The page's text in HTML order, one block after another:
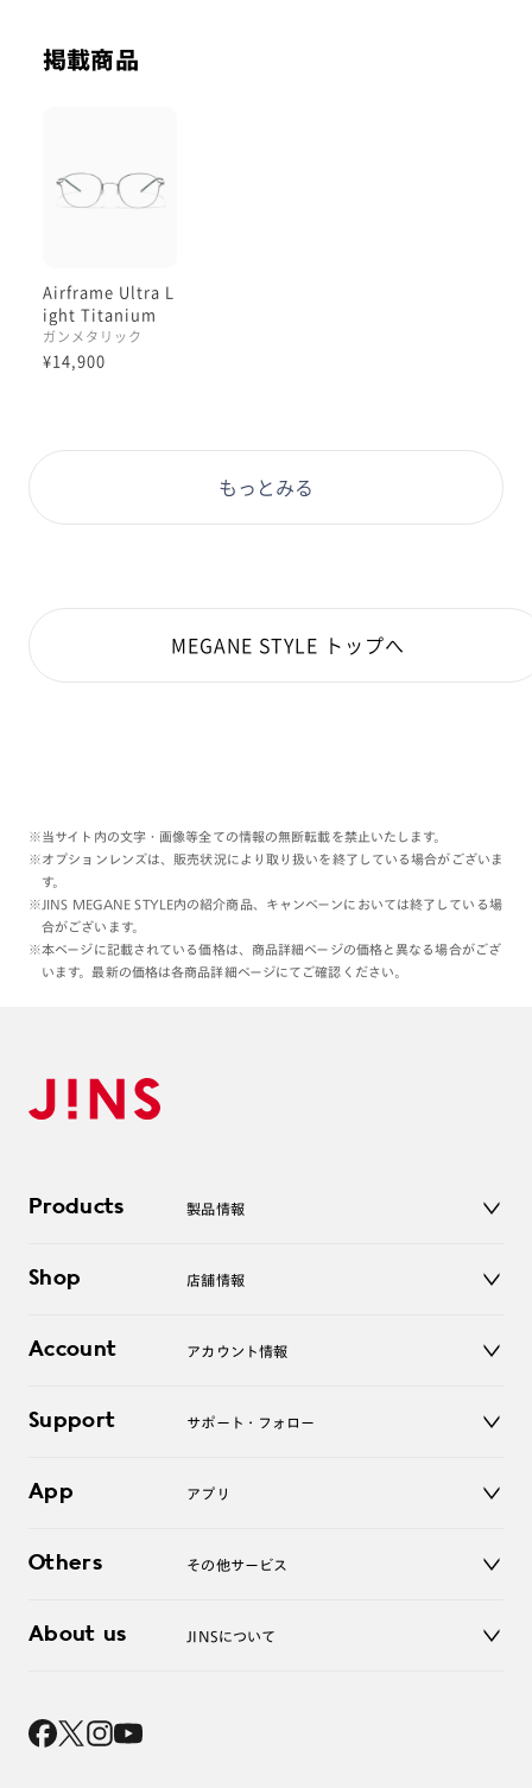
ームが軽い為、レンズが入ると前重心になる為メガネが
掲載商品
Airframe Ultra L
ight Titanium
ガンメタリック
¥14,900
もっとみる
MEGANE STYLE トップへ
※当サイト内の文字・画像等全ての情報の無断転載を禁止いたします。
※オプションレンズは、販売状況により取り扱いを終了している場合がございま
す。
※JINS MEGANE STYLE内の紹介商品、キャンペーンにおいては終了している場
合がございます。
※本ページに記載されている価格は、商品詳細ページの価格と異なる場合がござ
います。最新の価格は各商品詳細ページにてご確認ください。
Products 製品情報
サングラス
コンタクトレンズ
アクセサリー
Shop 店舗情報
オンラインショップ
Account アカウント情報
ログアウト
Support サポート・フォロー
よくあるご質問
お問い合わせ
App アプリ
Others その他サービス
レンズ交換
About us JINSについて
採用情報